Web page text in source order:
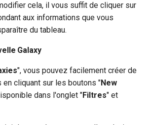
cela, il vous suffit de cliquer sur
aux informations que vous
du tableau.
Galaxy
", vous pouvez facilement créer de
cliquant sur les boutons "New
dans l'onglet "Filtres" et